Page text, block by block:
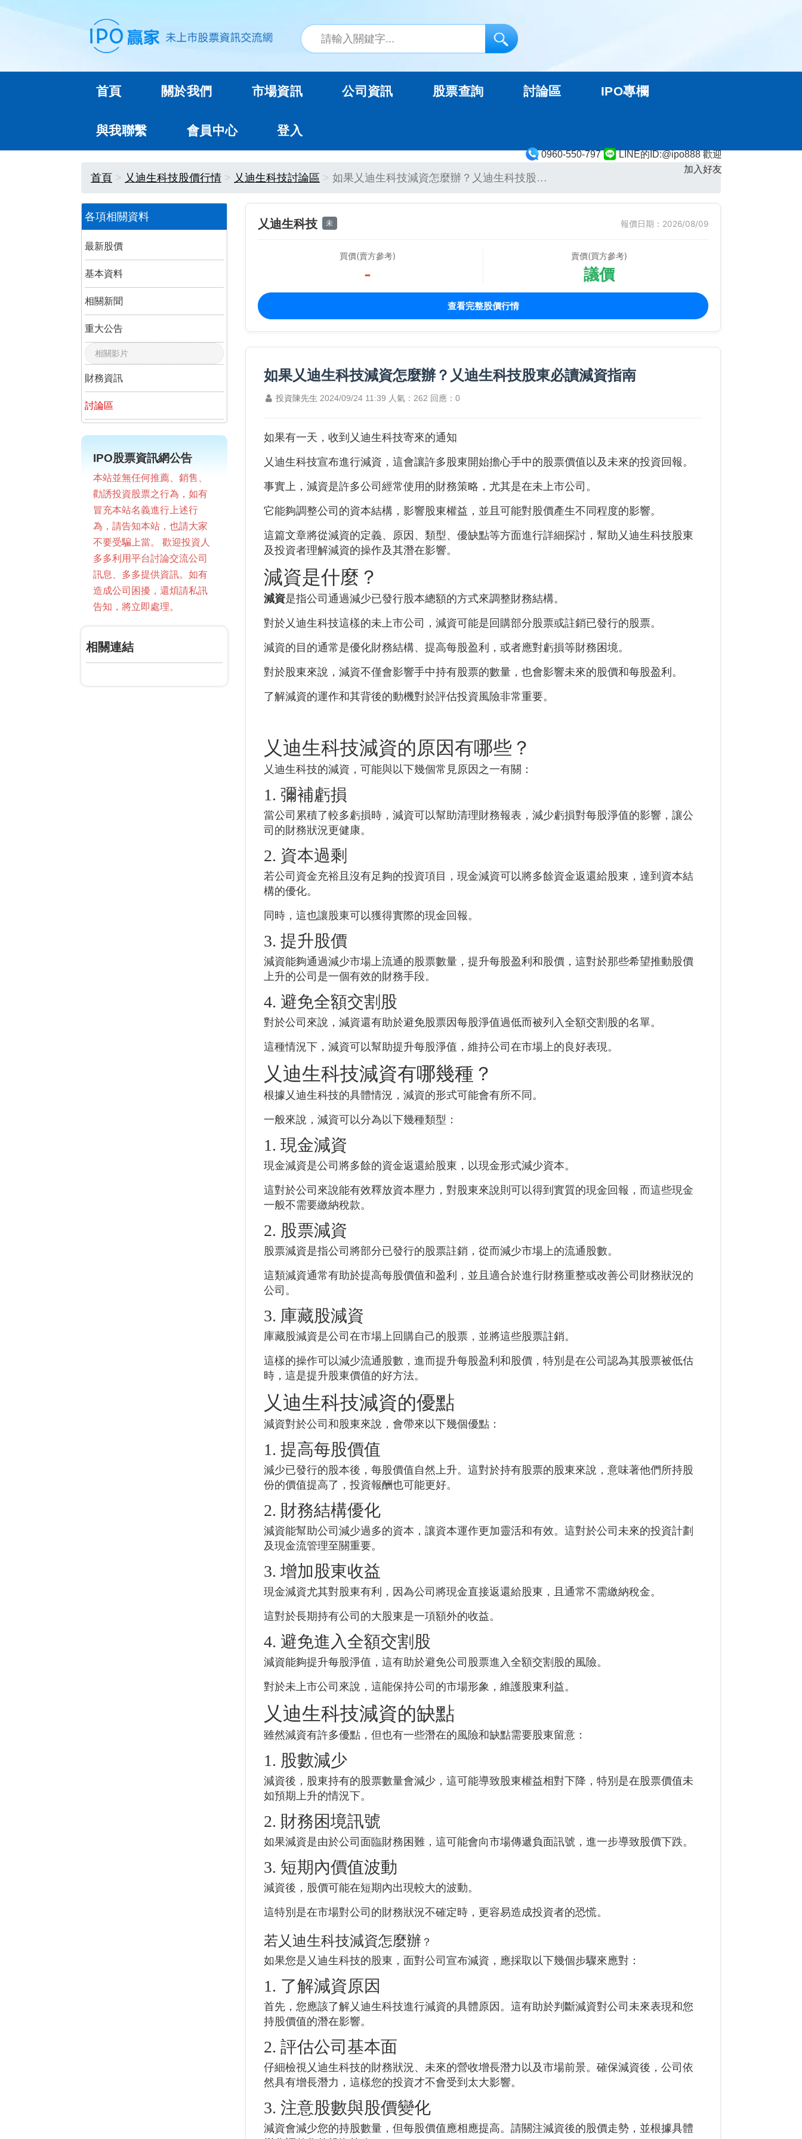
0960-550-797
LINE的ID:@ipo888 歡迎
加入好友
首頁 關於我們 市場資訊 公司資訊 股票查詢 討論區 IPO專欄
與我聯繫 會員中心 登入
首頁 乂迪生科技股價行情 乂迪生科技討論區 如果乂迪生科技減資怎麼辦？乂迪生科技股…
各項相關資料
最新股價
基本資料
相關新聞
重大公告
相關影片
財務資訊
討論區
IPO股票資訊網公告
本站並無任何推薦、銷售、
勸誘投資股票之行為，如有
冒充本站名義進行上述行
為，請告知本站，也請大家
不要受騙上當。 歡迎投資人
多多利用平台討論交流公司
訊息、多多提供資訊。如有
造成公司困擾，還煩請私訊
告知，將立即處理。
相關連結
乂迪生科技 未 報價日期：2026/08/09
買價(賣方參考)
-
賣價(買方參考)
議價
查看完整股價行情
如果乂迪生科技減資怎麼辦？乂迪生科技股東必讀減資指南
投資陳先生 2024/09/24 11:39 人氣：262 回應：0
如果有一天，收到 乂迪生科技寄來的通知
乂迪生科技宣布進行減資，這會讓許多股東開始擔心手中的股票價值以及未來的投資回報。
事實上，減資是許多公司經常使用的財務策略，尤其是在未上市公司。
它能夠調整公司的資本結構，影響股東權益，並且可能對股價產生不同程度的影響。
這篇文章將從減資的定義、原因、類型、優缺點等方面進行詳細探討，幫助 乂迪生科技股東
及投資者理解減資的操作及其潛在影響。
減資是什麼？
減資是指公司通過減少已發行股本總額的方式來調整財務結構。
對於 乂迪生科技這樣的未上市公司，減資可能是回購部分股票或註銷已發行的股票。
減資的目的通常是優化財務結構、提高每股盈利，或者應對虧損等財務困境。
對於股東來說，減資不僅會影響手中持有股票的數量，也會影響未來的股價和每股盈利。
了解減資的運作和其背後的動機對於評估投資風險非常重要。
乂迪生科技減資的原因有哪些？
乂迪生科技的減資，可能與以下幾個常見原因之一有關：
1. 彌補虧損
當公司累積了較多虧損時，減資可以幫助清理財務報表，減少虧損對每股淨值的影響，讓公
司的財務狀況更健康。
2. 資本過剩
若公司資金充裕且沒有足夠的投資項目，現金減資可以將多餘資金返還給股東，達到資本結
構的優化。
同時，這也讓股東可以獲得實際的現金回報。
3. 提升股價
減資能夠通過減少市場上流通的股票數量，提升每股盈利和股價，這對於那些希望推動股價
上升的公司是一個有效的財務手段。
4. 避免全額交割股
對於公司來說，減資還有助於避免股票因每股淨值過低而被列入全額交割股的名單。
這種情況下，減資可以幫助提升每股淨值，維持公司在市場上的良好表現。
乂迪生科技減資有哪幾種？
根據 乂迪生科技的具體情況，減資的形式可能會有所不同。
一般來說，減資可以分為以下幾種類型：
1. 現金減資
現金減資是公司將多餘的資金返還給股東，以現金形式減少資本。
這對於公司來說能有效釋放資本壓力，對股東來說則可以得到實質的現金回報，而這些現金
一般不需要繳納稅款。
2. 股票減資
股票減資是指公司將部分已發行的股票註銷，從而減少市場上的流通股數。
這類減資通常有助於提高每股價值和盈利，並且適合於進行財務重整或改善公司財務狀況的
公司。
3. 庫藏股減資
庫藏股減資是公司在市場上回購自己的股票，並將這些股票註銷。
這樣的操作可以減少流通股數，進而提升每股盈利和股價，特別是在公司認為其股票被低估
時，這是提升股東價值的好方法。
乂迪生科技減資的優點
減資對於公司和股東來說，會帶來以下幾個優點：
1. 提高每股價值
減少已發行的股本後，每股價值自然上升。這對於持有股票的股東來說，意味著他們所持股
份的價值提高了，投資報酬也可能更好。
2. 財務結構優化
減資能幫助公司減少過多的資本，讓資本運作更加靈活和有效。這對於公司未來的投資計劃
及現金流管理至關重要。
3. 增加股東收益
現金減資尤其對股東有利，因為公司將現金直接返還給股東，且通常不需繳納稅金。
這對於長期持有公司的大股東是一項額外的收益。
4. 避免進入全額交割股
減資能夠提升每股淨值，這有助於避免公司股票進入全額交割股的風險。
對於未上市公司來說，這能保持公司的市場形象，維護股東利益。
乂迪生科技減資的缺點
雖然減資有許多優點，但也有一些潛在的風險和缺點需要股東留意：
1. 股數減少
減資後，股東持有的股票數量會減少，這可能導致股東權益相對下降，特別是在股票價值未
如預期上升的情況下。
2. 財務困境訊號
如果減資是由於公司面臨財務困難，這可能會向市場傳遞負面訊號，進一步導致股價下跌。
3. 短期內價值波動
減資後，股價可能在短期內出現較大的波動。
這特別是在市場對公司的財務狀況不確定時，更容易造成投資者的恐慌。
若 乂迪生科技減資怎麼辦 ？
如果您是 乂迪生科技的股東，面對公司宣布減資，應採取以下幾個步驟來應對：
1. 了解減資原因
首先，您應該了解 乂迪生科技進行減資的具體原因。這有助於判斷減資對公司未來表現和您
持股價值的潛在影響。
2. 評估公司基本面
仔細檢視 乂迪生科技的財務狀況、未來的營收增長潛力以及市場前景。確保減資後，公司依
然具有增長潛力，這樣您的投資才不會受到太大影響。
3. 注意股數與股價變化
減資會減少您的持股數量，但每股價值應相應提高。請關注減資後的股價走勢，並根據具體